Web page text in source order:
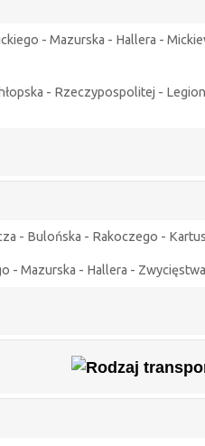
- Mazurska - Hallera -
- Rzeczypospolitej -
- Bulońska - Rakoczego -
- Mazurska - Hallera -